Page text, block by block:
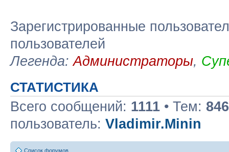
Зарегистрированные
пользователей
Легенда:Администраторы,
СТАТИСТИКА
Всего сообщений: 1111 • Тем: 846
пользователь: Vladimir.Minin
Список форумов